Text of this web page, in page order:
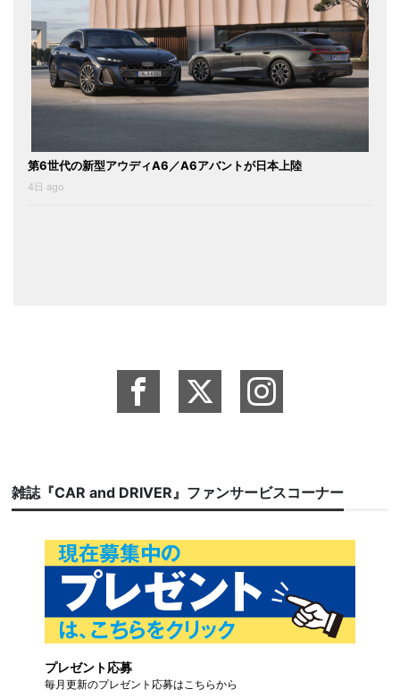
第6世代の新型アウディA6／A6アバントが日本上陸
4日 ago
雑誌『CAR and DRIVER』ファンサービスコーナー
プレゼント応募
毎月更新のプレゼント応募はこちらから